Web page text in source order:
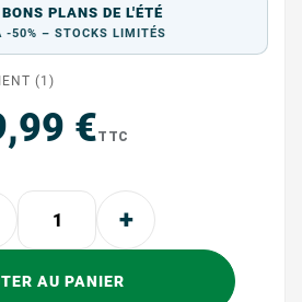
PLANS DE L'ÉTÉ
-50% – STOCKS LIMITÉS
(1)
€TTC
AU PANIER